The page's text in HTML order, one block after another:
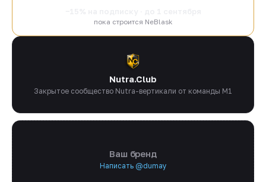
пока строится NeBlask
Nutra.Club
Закрытое сообщество Nutra-вертикали от команды M1
Ваш бренд
Написать @dumay